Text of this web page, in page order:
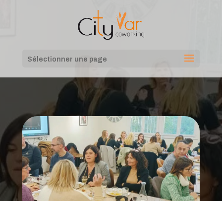
Sélectionner une page